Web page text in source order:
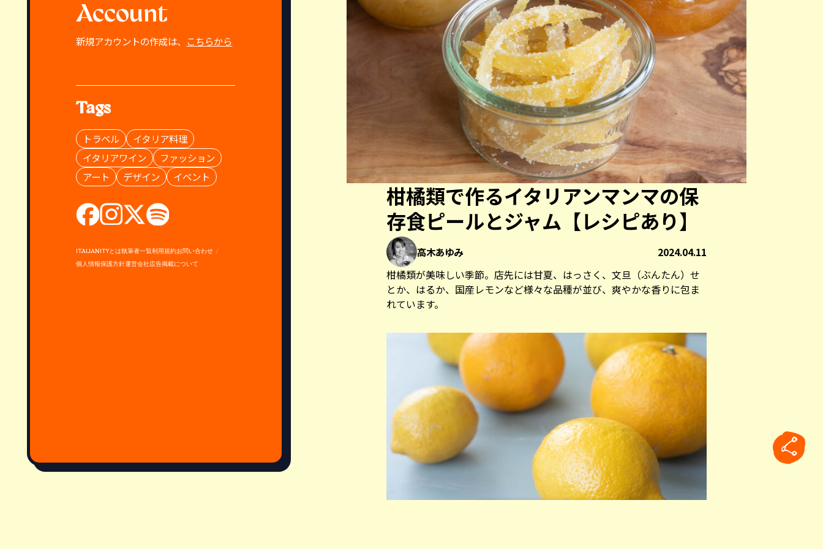
Account
新規アカウントの作成は、 こちらから
Tags
トラベル
イタリア料理
イタリアワイン
ファッション
アート
デザイン イベント
ITALIANITYとは執筆者一覧利用規約お問い合わせ
個人情報保護方針運営会社広告掲載について
柑橘類で作るイタリアンマンマの保
存食ピールとジャム【レシピあり】
高木あゆみ 2024.04.11
柑橘類が美味しい季節。店先には甘夏、はっさく、文旦（ぶんたん）せ
とか、はるか、国産レモンなど様々な品種が並び、爽やかな香りに包ま
れています。